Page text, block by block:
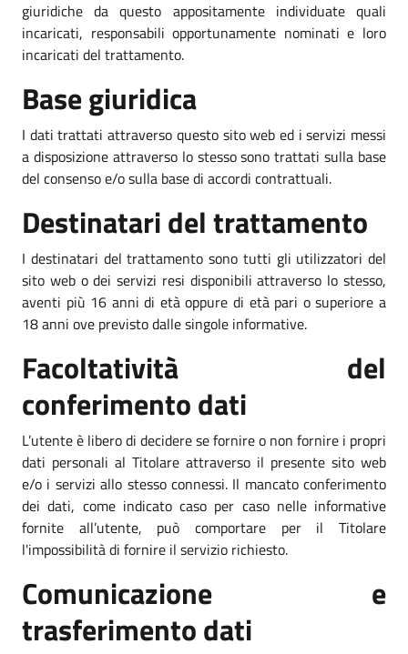
giuridiche da questo appositamente individuate quali
incaricati, responsabili opportunamente nominati e loro
incaricati del trattamento.
Base giuridica
I dati trattati attraverso questo sito web ed i servizi messi
a disposizione attraverso lo stesso sono trattati sulla base
del consenso e/o sulla base di accordi contrattuali.
Destinatari del trattamento
I destinatari del trattamento sono tutti gli utilizzatori del
sito web o dei servizi resi disponibili attraverso lo stesso,
aventi più 16 anni di età oppure di età pari o superiore a
18 anni ove previsto dalle singole informative.
Facoltatività del
conferimento dati
L’utente è libero di decidere se fornire o non fornire i propri
dati personali al Titolare attraverso il presente sito web
e/o i servizi allo stesso connessi. Il mancato conferimento
dei dati, come indicato caso per caso nelle informative
fornite all’utente, può comportare per il Titolare
l'impossibilità di fornire il servizio richiesto.
Comunicazione e
trasferimento dati